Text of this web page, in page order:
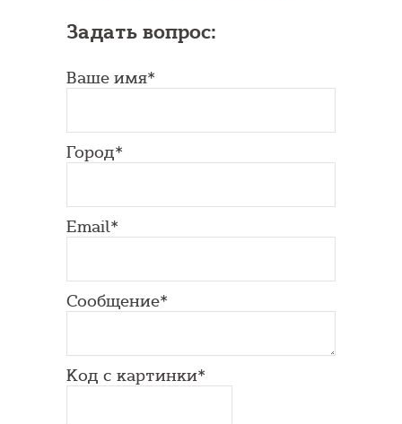
Задать вопрос:
Ваше имя*
Город*
Email*
Сообщение*
Код с картинки*